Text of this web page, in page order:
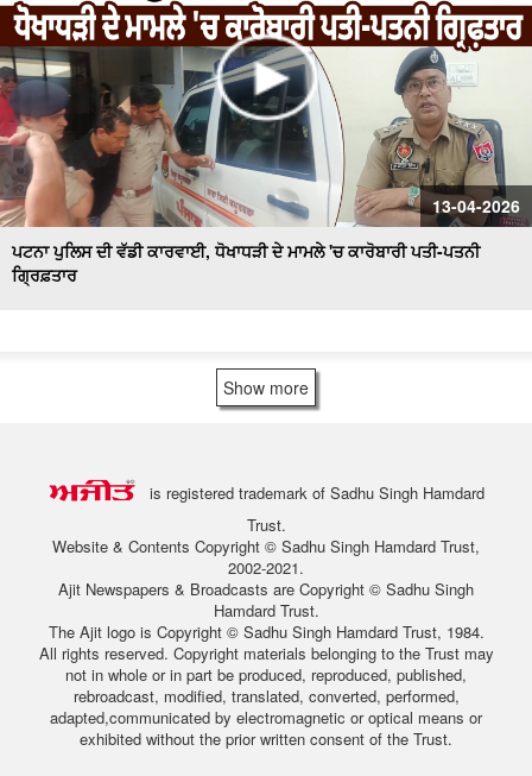
13-04-2026
ਪਟਨਾ ਪੁਲਿਸ ਦੀ ਵੱਡੀ ਕਾਰਵਾਈ, ਧੋਖਾਧੜੀ ਦੇ ਮਾਮਲੇ 'ਚ ਕਾਰੋਬਾਰੀ ਪਤੀ-ਪਤਨੀ
ਗ੍ਰਿਫ਼ਤਾਰ
Show more
is registered trademark of Sadhu Singh Hamdard
Trust.
Website & Contents Copyright © Sadhu Singh Hamdard Trust,
2002-2021.
Ajit Newspapers & Broadcasts are Copyright © Sadhu Singh
Hamdard Trust.
The Ajit logo is Copyright © Sadhu Singh Hamdard Trust, 1984.
All rights reserved. Copyright materials belonging to the Trust may
not in whole or in part be produced, reproduced, published,
rebroadcast, modified, translated, converted, performed,
adapted,communicated by electromagnetic or optical means or
exhibited without the prior written consent of the Trust.